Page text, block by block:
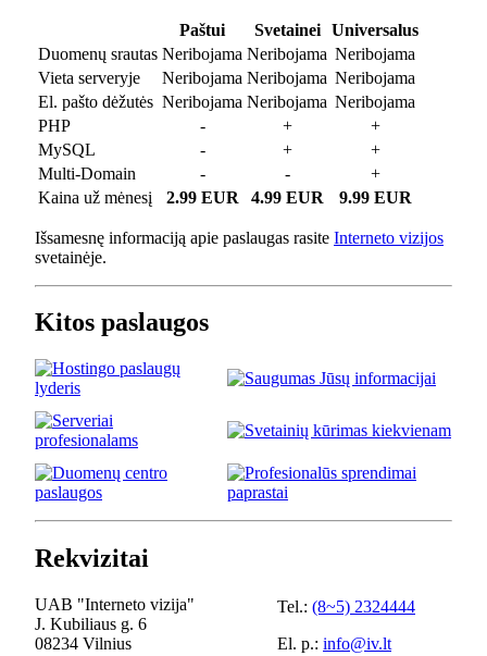
Paštui Svetainei
Universalus
Duomenų srautas Neribojama Neribojama Neribojama
Vieta serveryje
Neribojama Neribojama Neribojama
El. pašto dėžutės Neribojama Neribojama Neribojama
PHP
- +
+
MySQL
- +
+
Multi-Domain
- -
+
Kaina už mėnesį
2.99 EUR 4.99 EUR 9.99 EUR
Išsamesnę informaciją apie paslaugas rasite Interneto vizijos
svetainėje.
Kitos paslaugos
Rekvizitai
UAB "Interneto vizija"
J. Kubiliaus g. 6
08234 Vilnius
Tel.: (8~5) 2324444
El. p.: info@iv.lt